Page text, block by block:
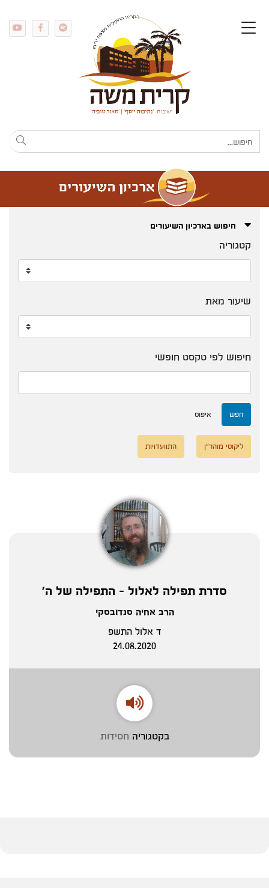
חיפוש בארכיון השיעורים
קטגוריה
שיעור מאת
חיפוש לפי טקסט חופשי
חפש איפוס
ליקוטי מוהר"ן התוועדויות
סדרת תפילה לאלול - התפילה של ה'
הרב אחיה סנדובסקי
ד אלול התשפ
24.08.2020
בקטגוריה חסידות